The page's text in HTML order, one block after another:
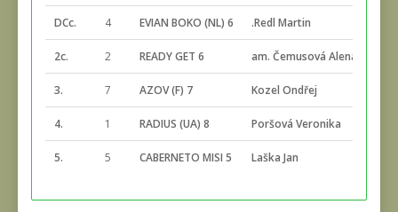
DCc. 4 EVIAN BOKO (NL) 6 .Redl Martin
2c. 2 READY GET 6 am. Čemusová Alena
3. 7 AZOV (F) 7 Kozel Ondřej
4. 1 RADIUS (UA) 8 Poršová Veronika
5. 5 CABERNETO MISI 5 Laška Jan